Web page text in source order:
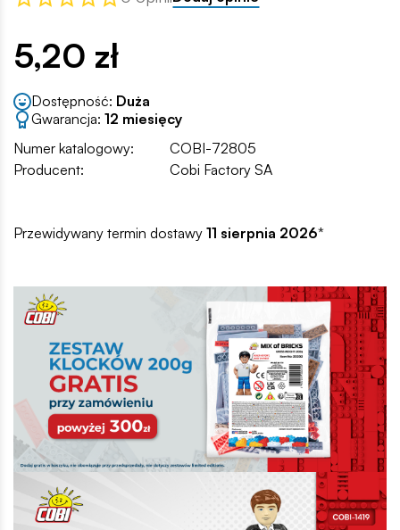
5,20 zł
Dostępność: Duża
Gwarancja: 12 miesięcy
Numer katalogowy:
COBI-72805
Producent:
Cobi Factory SA
Przewidywany termin dostawy 11 sierpnia 2026*